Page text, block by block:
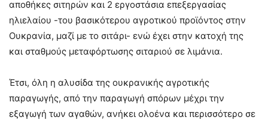
αποθήκες σιτηρών και 2 εργοστάσια επεξεργασίας
ηλιελαίου -του βασικότερου αγροτικού προϊόντος στην
Ουκρανία, μαζί με το σιτάρι- ενώ έχει στην κατοχή της
και σταθμούς μεταφόρτωσης σιταριού σε λιμάνια.
Έτσι, όλη η αλυσίδα της ουκρανικής αγροτικής
παραγωγής, από την παραγωγή σπόρων μέχρι την
εξαγωγή των αγαθών, ανήκει ολοένα και περισσότερο σε